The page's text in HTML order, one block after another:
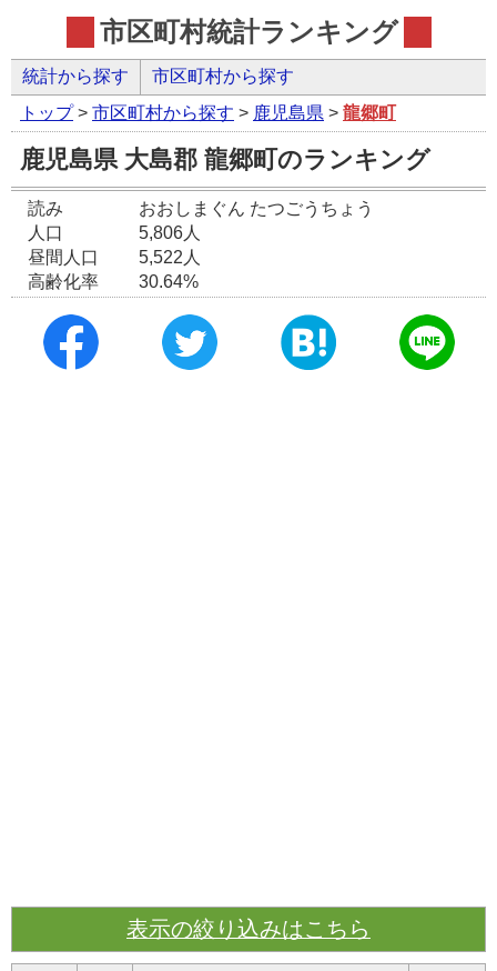
市区町村統計ランキング
統計から探す 市区町村から探す
トップ> 市区町村から探す > 鹿児島県 > 龍郷町
鹿児島県 大島郡 龍郷町のランキング
読み
おおしまぐん たつごうちょう
人口
5,806人
昼間人口
5,522人
高齢化率
30.64%
表示の絞り込みはこちら